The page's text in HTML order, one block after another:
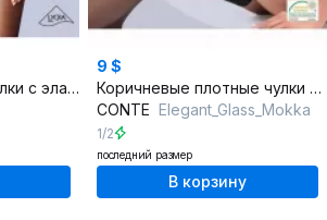
Плотные черные чулки с эластичной резинкой
9 $
Коричневые плотные чулки из мультифиламента
CONTE Elegant_Glass_Mokka
1/2
последний размер
В корзину